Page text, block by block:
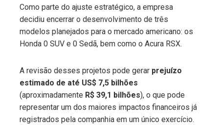
Como parte do ajuste estratégico, a empresa
decidiu encerrar o desenvolvimento de três
modelos planejados para o mercado americano: os
Honda 0 SUV e 0 Sedã, bem como o Acura RSX.
A revisão desses projetos pode gerar prejuízo
estimado de até US$ 7,5 bilhões
(aproximadamente R$ 39,1 bilhões), o que pode
representar um dos maiores impactos financeiros já
registrados pela companhia em um único exercício.